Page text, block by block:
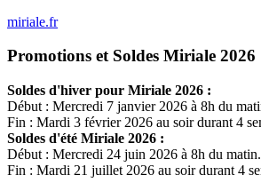
miriale.fr
Promotions et Soldes Miriale 2026
Soldes d'hiver pour Miriale 2026 :
Début : Mercredi 7 janvier 2026 à 8h du
Fin : Mardi 3 février 2026 au soir durant 4
Soldes d'été Miriale 2026 :
Début : Mercredi 24 juin 2026 à 8h du matin.
Fin : Mardi 21 juillet 2026 au soir durant 4